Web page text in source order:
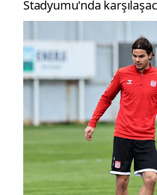
Stadyumu'nda